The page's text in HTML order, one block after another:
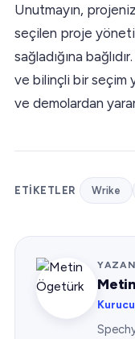
Unutmayın,
seçilen proje
sağladığına
ve bilinçli bir seçim
ve demolardan
ETIKETLER Wrike
YAZAN